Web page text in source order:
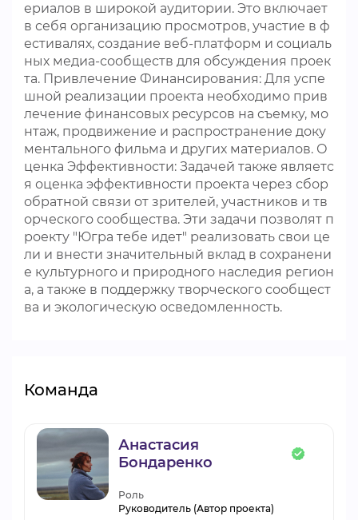
ериалов в широкой аудитории. Это включает
в себя организацию просмотров, участие в ф
естивалях, создание веб-платформ и социаль
ных медиа-сообществ для обсуждения проек
та. Привлечение Финансирования: Для успе
шной реализации проекта необходимо прив
лечение финансовых ресурсов на съемку, мо
нтаж, продвижение и распространение доку
ментального фильма и других материалов. О
ценка Эффективности: Задачей также являетс
я оценка эффективности проекта через сбор
обратной связи от зрителей, участников и тв
орческого сообщества. Эти задачи позволят п
роекту "Югра тебе идет" реализовать свои це
ли и внести значительный вклад в сохранени
е культурного и природного наследия регион
а, а также в поддержку творческого сообщест
ва и экологическую осведомленность.
Команда
Анастасия
Бондаренко
Роль
Руководитель (Автор проекта)